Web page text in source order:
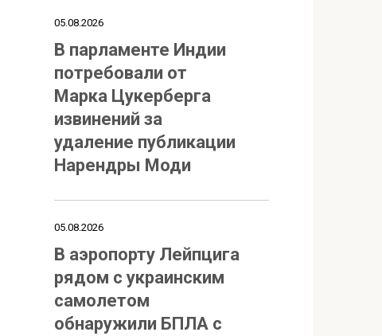
05.08.2026
В парламенте Индии
потребовали от
Марка Цукерберга
извинений за
удаление публикации
Нарендры Моди
05.08.2026
В аэропорту Лейпцига
рядом с украинским
самолетом
обнаружили БПЛА с